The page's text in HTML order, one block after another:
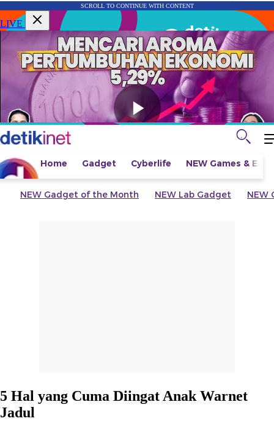
SCROLL TO CONTINUE WITH CONTENT
LIVE
Home Gadget Cyberlife NEW Games &
NEW Gadget of the Month NEW Lab Gadget NEW
5 Hal yang Cuma Diingat Anak Warnet
Jadul